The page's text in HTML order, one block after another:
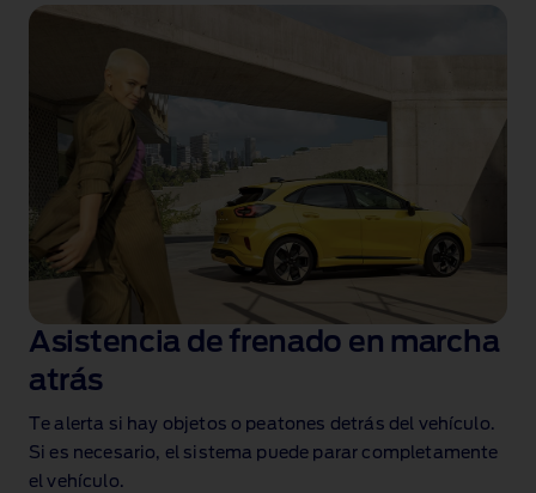
Asistencia de frenado en marcha
atrás
Te alerta si hay objetos o peatones detrás del vehículo.
Si es necesario, el sistema puede parar completamente
el vehículo.